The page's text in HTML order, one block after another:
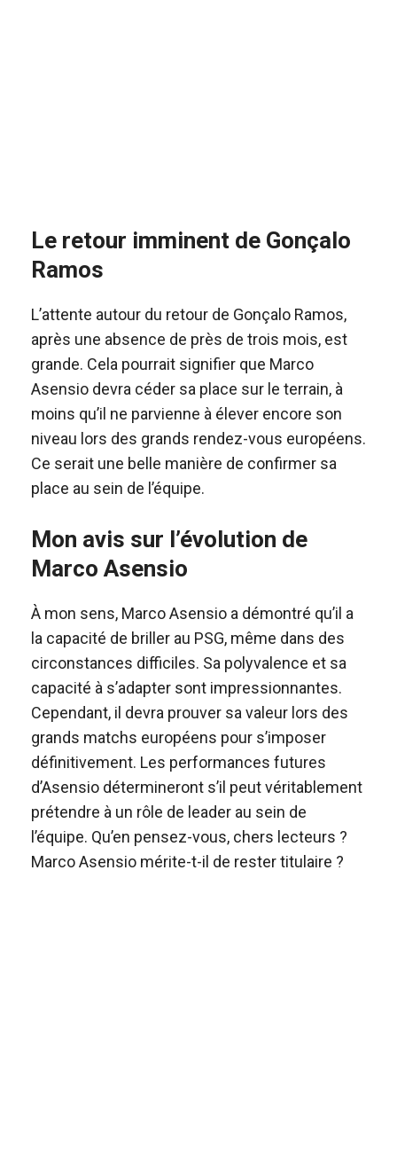
Le retour imminent de Gonçalo
Ramos
L’attente autour du retour de Gonçalo Ramos,
après une absence de près de trois mois, est
grande. Cela pourrait signifier que Marco
Asensio devra céder sa place sur le terrain, à
moins qu’il ne parvienne à élever encore son
niveau lors des grands rendez-vous européens.
Ce serait une belle manière de confirmer sa
place au sein de l’équipe.
Mon avis sur l’évolution de
Marco Asensio
À mon sens, Marco Asensio a démontré qu’il a
la capacité de briller au PSG, même dans des
circonstances difficiles. Sa polyvalence et sa
capacité à s’adapter sont impressionnantes.
Cependant, il devra prouver sa valeur lors des
grands matchs européens pour s’imposer
définitivement. Les performances futures
d’Asensio détermineront s’il peut véritablement
prétendre à un rôle de leader au sein de
l’équipe. Qu’en pensez-vous, chers lecteurs ?
Marco Asensio mérite-t-il de rester titulaire ?